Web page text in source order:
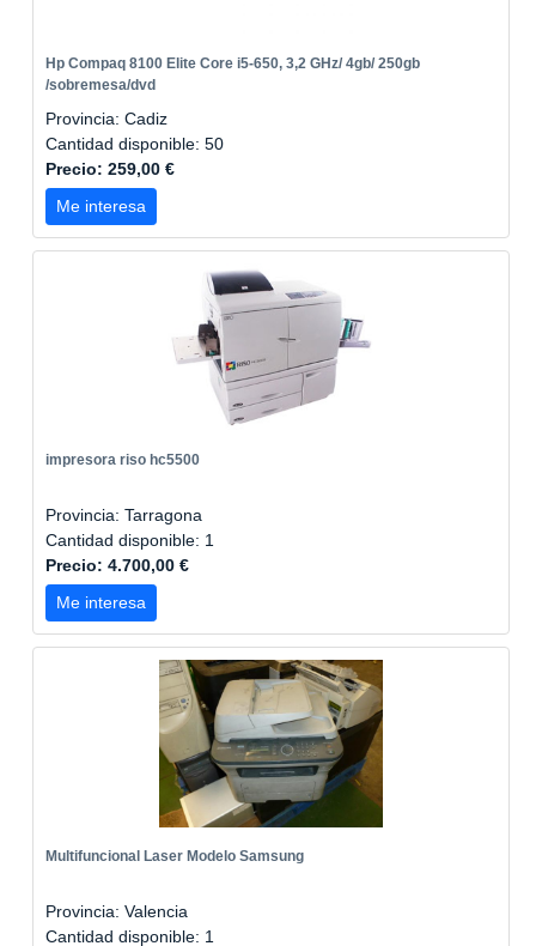
Hp Compaq 8100 Elite Core i5-650, 3,2 GHz/ 4gb/ 250gb
/sobremesa/dvd
Provincia: Cadiz
Cantidad disponible: 50
Precio: 259,00 €
Me interesa
impresora riso hc5500
Provincia: Tarragona
Cantidad disponible: 1
Precio: 4.700,00 €
Me interesa
Multifuncional Laser Modelo Samsung
Provincia: Valencia
Cantidad disponible: 1